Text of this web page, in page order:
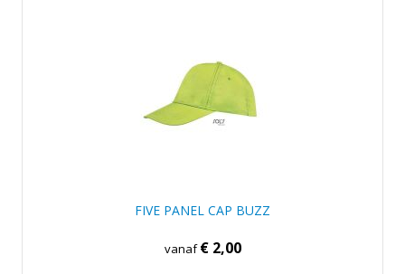
FIVE PANEL CAP BUZZ
vanaf€ 2,00